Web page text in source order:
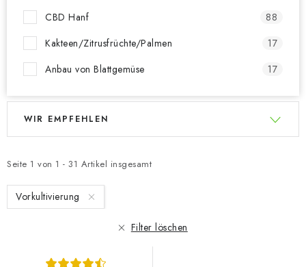
CBD Hanf
88
Kakteen/Zitrusfrüchte/Palmen
17
Anbau von Blattgemüse
17
L
t
e
d
Seite 1 von 1 - 31 Artikel insgesamt
P
d
u
k
WIR EMPFEHLEN
Vorkultivierung
Filter löschen